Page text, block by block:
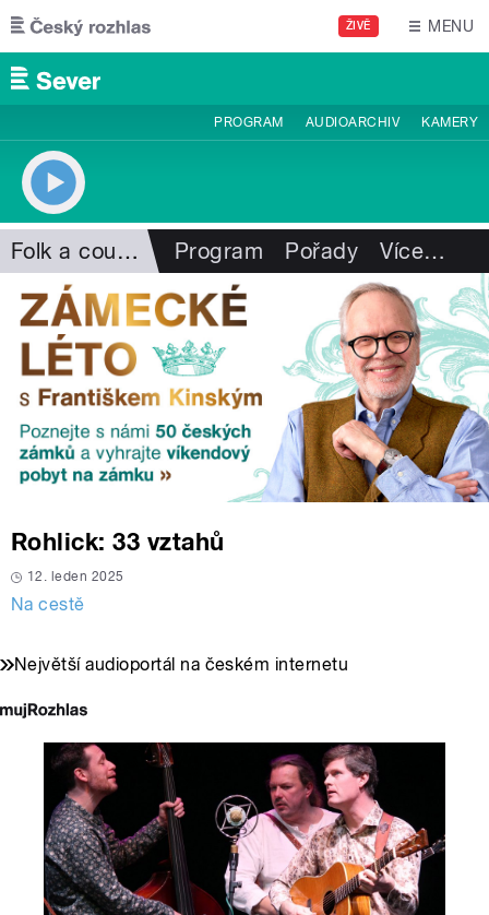
Přejít k hlavnímu obsahu
ŽIVĚ MENU
PROGRAM AUDIOARCHIV KAMERY
Folk a country Program Pořady Více…
Rohlick: 33 vztahů
12. leden 2025
Na cestě
Největší audioportál na českém internetu